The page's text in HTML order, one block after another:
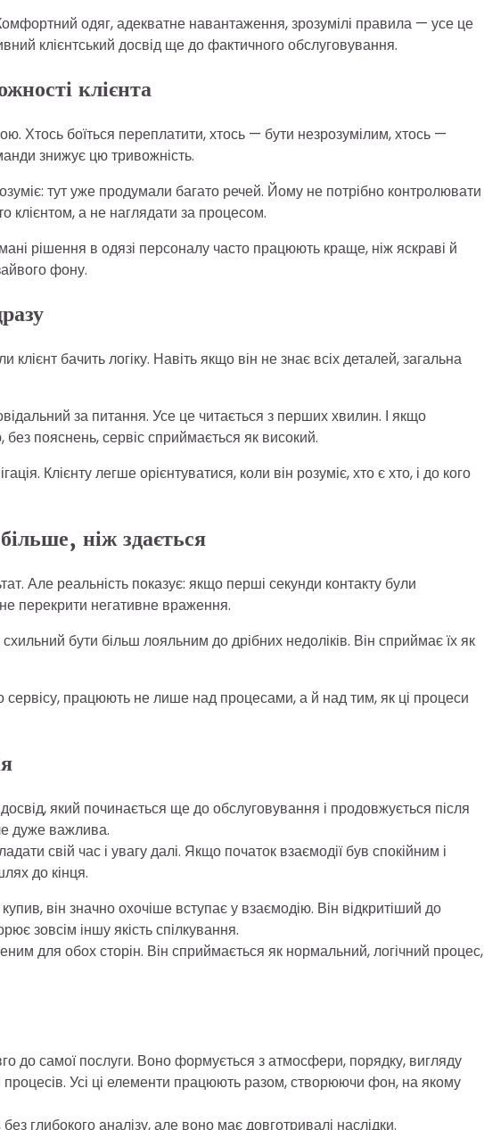
одяг, адекватне навантаження, зрозумілі правила — усе це
клієнтський досвід ще до фактичного обслуговування.
клієнта
Хтось боїться переплатити, хтось — бути незрозумілим, хтось —
знижує цю тривожність.
тут уже продумали багато речей. Йому не потрібно контролювати
клієнтом, а не наглядати за процесом.
рішення в одязі персоналу часто працюють краще, ніж яскраві й
фону.
клієнт бачить логіку. Навіть якщо він не знає всіх деталей, загальна
за питання. Усе це читається з перших хвилин. І якщо
без пояснень, сервіс сприймається як високий.
Клієнту легше орієнтуватися, коли він розуміє, хто є хто, і до кого
ніж здається
Але реальність показує: якщо перші секунди контакту були
перекрити негативне враження.
бути більш лояльним до дрібних недоліків. Він сприймає їх як
сервісу, працюють не лише над процесами, а й над тим, як ці процеси
який починається ще до обслуговування і продовжується після
дуже важлива.
свій час і увагу далі. Якщо початок взаємодії був спокійним і
до кінця.
він значно охочіше вступає у взаємодію. Він відкритіший до
зовсім іншу якість спілкування.
для обох сторін. Він сприймається як нормальний, логічний процес,
до самої послуги. Воно формується з атмосфери, порядку, вигляду
процесів. Усі ці елементи працюють разом, створюючи фон, на якому
глибокого аналізу, але воно має довготривалі наслідки.